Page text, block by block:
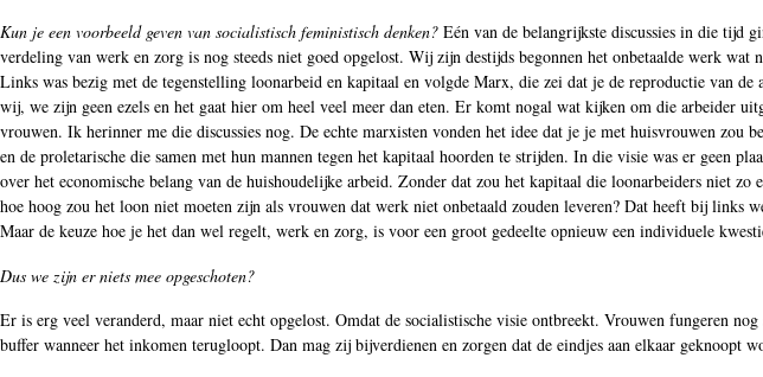
Kun je een voorbeeld geven van socialistisch feministisch denken? Eén van de belangrijkste discussies in die tijd
verdeling van werk en zorg is nog steeds niet goed opgelost. Wij zijn destijds begonnen het onbetaalde werk
Links was bezig met de tegenstelling loonarbeid en kapitaal en volgde Marx, die zei dat je de reproductie van
wij, we zijn geen ezels en het gaat hier om heel veel meer dan eten. Er komt nogal wat kijken om die arbeider
vrouwen. Ik herinner me die discussies nog. De echte marxisten vonden het idee dat je je met huisvrouwen
en de proletarische die samen met hun mannen tegen het kapitaal hoorden te strijden. In die visie was er geen
over het economische belang van de huishoudelijke arbeid. Zonder dat zou het kapitaal die loonarbeiders niet
hoe hoog zou het loon niet moeten zijn als vrouwen dat werk niet onbetaald zouden leveren? Dat heeft bij links
Maar de keuze hoe je het dan wel regelt, werk en zorg, is voor een groot gedeelte opnieuw een individuele
Dus we zijn er niets mee opgeschoten?
Er is erg veel veranderd, maar niet echt opgelost. Omdat de socialistische visie ontbreekt. Vrouwen fungeren
buffer wanneer het inkomen terugloopt. Dan mag zij bijverdienen en zorgen dat de eindjes aan elkaar geknoopt